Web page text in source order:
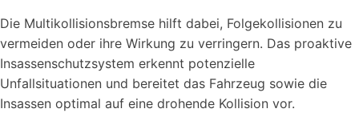
Die Multikollisionsbremse hilft dabei, Folgekollisionen zu
vermeiden oder ihre Wirkung zu verringern. Das proaktive
Insassenschutzsystem erkennt potenzielle
Unfallsituationen und bereitet das Fahrzeug sowie die
Insassen optimal auf eine drohende Kollision vor.